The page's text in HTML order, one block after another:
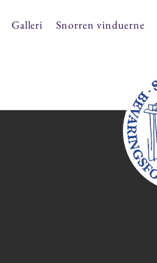
Galleri Snorren vinduerne